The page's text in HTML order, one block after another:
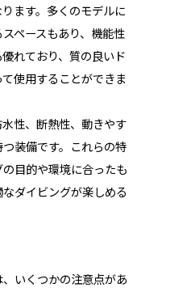
ます。多くのモデルに
ペースもあり、機能性
れており、質の良いド
使用することができま
性、断熱性、動きやす
装備です。これらの特
目的や環境に合ったも
ダイビングが楽しめる
いくつかの注意点があ